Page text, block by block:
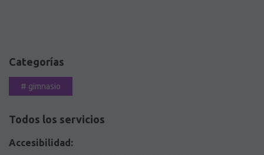
Categorías
# gimnasio
Todos los servicios
Accesibilidad: